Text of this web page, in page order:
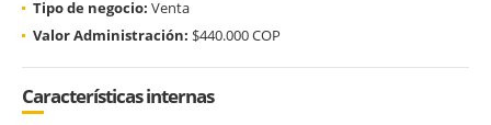
Tipo de negocio: Venta
Valor Administración: $440.000 COP
Características internas